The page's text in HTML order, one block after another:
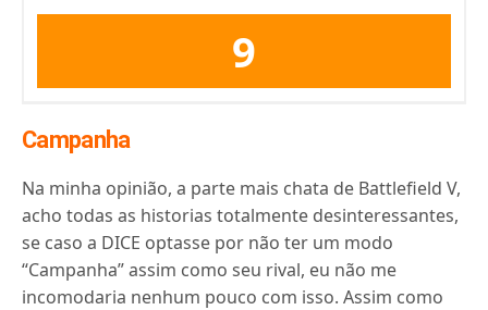
9
Campanha
Na minha opinião, a parte mais chata de Battlefield V,
acho todas as historias totalmente desinteressantes,
se caso a DICE optasse por não ter um modo
“Campanha” assim como seu rival, eu não me
incomodaria nenhum pouco com isso. Assim como